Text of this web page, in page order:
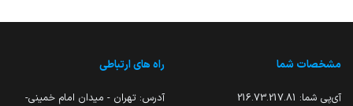
مشخصات شما
آی‌پی شما: 216.73.217.81
راه های ارتباطی
آدرس: تهران - میدان امام خمینی-